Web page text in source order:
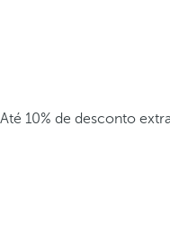
Até 10% de desconto